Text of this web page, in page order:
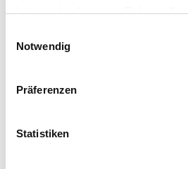
haben oder die sie im Rahmen
Notwendig
Präferenzen
Statistiken
den Werkzeugen schneller
Kunststoffgliedern
leicht demontierbare
SYS-MFT: Deckel mit MFD-
Anwendungsschwerpunkte